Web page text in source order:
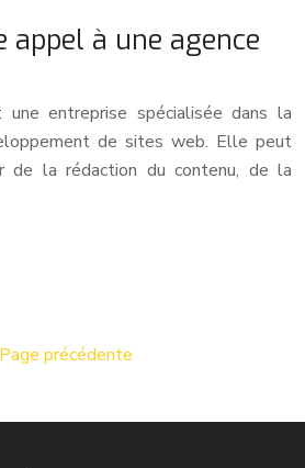
appel à une agence
entreprise spécialisée dans la
de sites web. Elle peut
de la rédaction du contenu, de la
précédente